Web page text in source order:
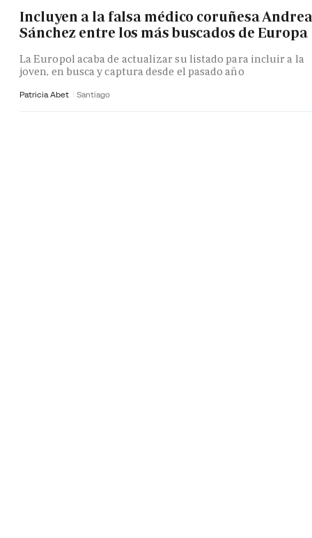
Incluyen a la falsa médico coruñesa Andrea
Sánchez entre los más buscados de Europa
La Europol acaba de actualizar su listado para incluir a la
joven, en busca y captura desde el pasado año
Patricia Abet Santiago